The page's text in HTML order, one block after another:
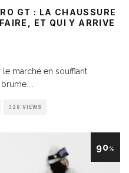
GT : LA CHAUSSURE
ET QUI Y ARRIVE
le marché en soufflant
329 VIEWS
90%